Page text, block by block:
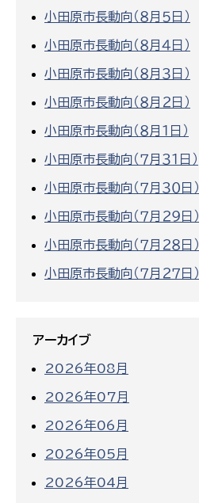
小田原市長動向（８月５日）
小田原市長動向（８月４日）
小田原市長動向（８月３日）
小田原市長動向（８月２日）
小田原市長動向（８月１日）
小田原市長動向（７月３１日）
小田原市長動向（７月３０日）
小田原市長動向（７月２９日）
小田原市長動向（７月２８日）
小田原市長動向（７月２７日）
アーカイブ
2026年08月
2026年07月
2026年06月
2026年05月
2026年04月